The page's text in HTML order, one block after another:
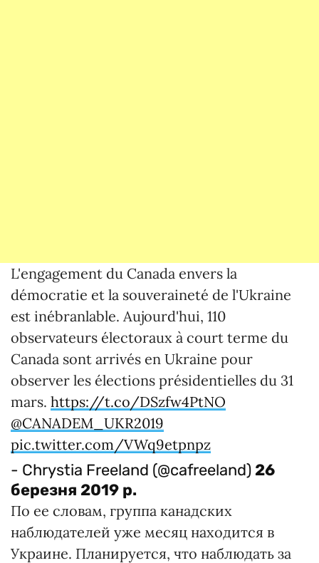
L'engagement du Canada envers la
démocratie et la souveraineté de l'Ukraine
est inébranlable. Aujourd'hui, 110
observateurs électoraux à court terme du
Canada sont arrivés en Ukraine pour
observer les élections présidentielles du 31
mars. https://t.co/DSzfw4PtNO
@CANADEM_UKR2019
pic.twitter.com/VWq9etpnpz
- Chrystia Freeland (@cafreeland) 26
березня 2019 р.
По ее словам, группа канадских
наблюдателей уже месяц находится в
Украине. Планируется, что наблюдать за